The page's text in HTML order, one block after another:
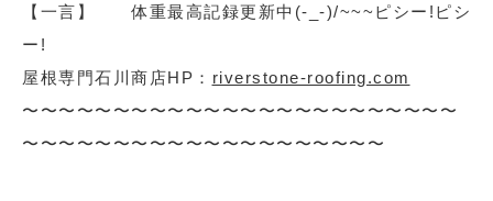
【一言】 体重最高記録更新中(-_-)/~~~ピシー!ピシ
ー!
屋根専門石川商店HP： riverstone-roofing.com
〜〜〜〜〜〜〜〜〜〜〜〜〜〜〜〜〜〜〜〜〜〜〜〜
〜〜〜〜〜〜〜〜〜〜〜〜〜〜〜〜〜〜〜〜